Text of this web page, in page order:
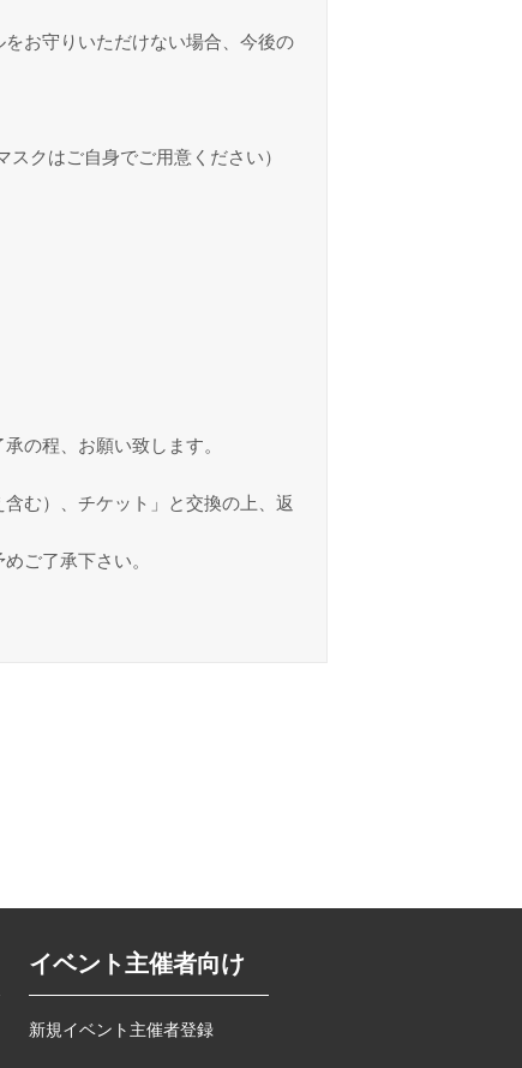
お守りいただけない場合、今後の
クはご自身でご用意ください）
の程、お願い致します。
む）、チケット」と交換の上、返
ご了承下さい。
イベント主催者向け
新規イベント主催者登録